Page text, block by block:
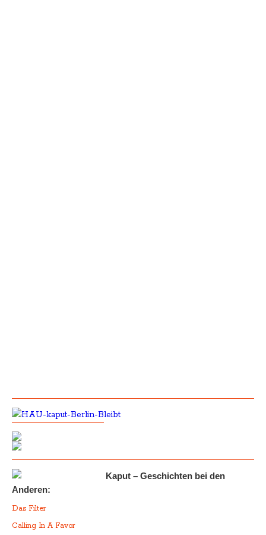
Kaput – Geschichten bei den
Anderen:
Das Filter
Calling In A Favor